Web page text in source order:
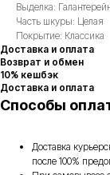
Выделка:
Часть шкуры: Целая
Покрытие: Классика
Доставка и оплата
Возврат и обмен
10% кешбэк
Доставка и оплата
Способы
Доставка
после 100%